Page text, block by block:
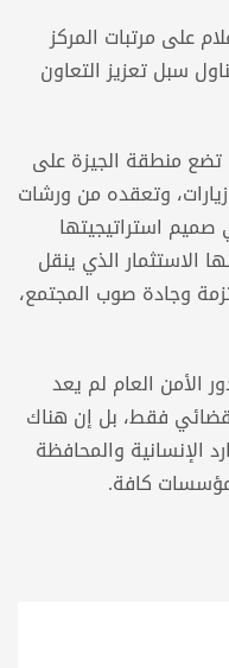
على مرتبات المركز
سبل تعزيز التعاون
تضع منطقة الجيزة على
وتعقده من ورشات
استراتيجيتها
الاستثمار الذي ينقل
وجادة صوب المجتمع،
الأمن العام لم يعد
فقط، بل إن هناك
الإنسانية والمحافظة
كافة.